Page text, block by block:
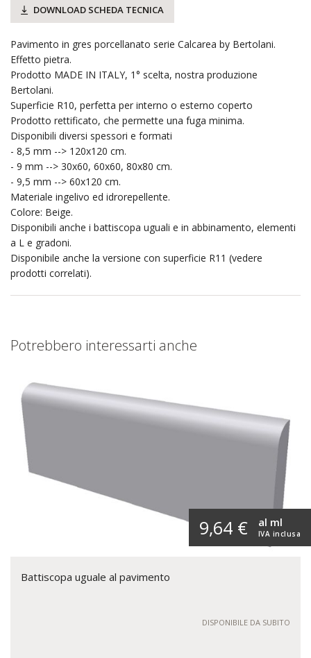
DOWNLOAD SCHEDA TECNICA
Pavimento in gres porcellanato serie Calcarea by Bertolani.
Effetto pietra.
Prodotto MADE IN ITALY, 1° scelta, nostra produzione
Bertolani.
Superficie R10, perfetta per interno o esterno coperto
Prodotto rettificato, che permette una fuga minima.
Disponibili diversi spessori e formati
- 8,5 mm --> 120x120 cm.
- 9 mm --> 30x60, 60x60, 80x80 cm.
- 9,5 mm --> 60x120 cm.
Materiale ingelivo ed idrorepellente.
Colore: Beige.
Disponibili anche i battiscopa uguali e in abbinamento, elementi
a L e gradoni.
Disponibile anche la versione con superficie R11 (vedere
prodotti correlati).
Potrebbero interessarti anche
9,64 € IVA inclusa
al ml
Battiscopa uguale al pavimento
DISPONIBILE DA SUBITO